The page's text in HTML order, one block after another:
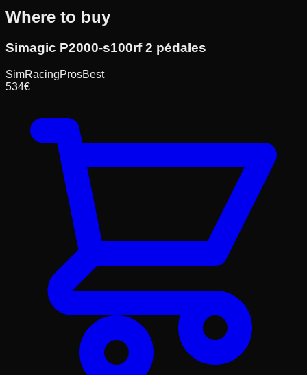
Where to buy
Simagic P2000-s100rf 2 pédales
SimRacingProsBest
534€